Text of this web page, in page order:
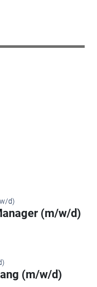
(m/w/d)
(m/w/d)